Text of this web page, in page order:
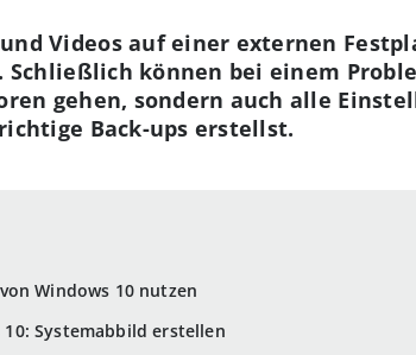
Windows 10 nutzen
Systemabbild erstellen
Videos auf einer externen
Schließlich können bei einem
gehen, sondern auch alle
Back-ups erstellst.